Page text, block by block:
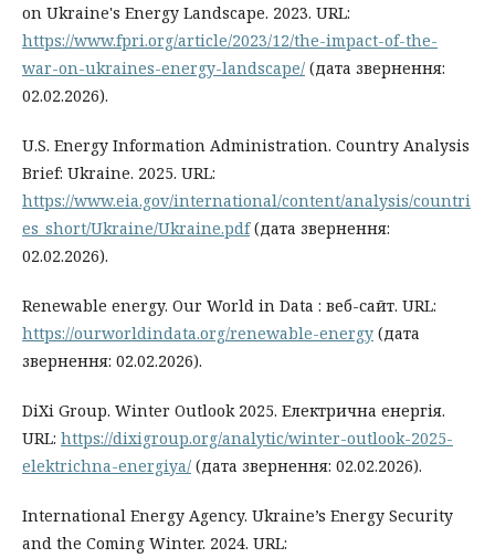
on Ukraine's Energy Landscape. 2023. URL:
https://www.fpri.org/article/2023/12/the-impact-of-the-
war-on-ukraines-energy-landscape/ (дата звернення:
02.02.2026).
U.S. Energy Information Administration. Country Analysis
Brief: Ukraine. 2025. URL:
https://www.eia.gov/international/content/analysis/countri
es_short/Ukraine/Ukraine.pdf(дата звернення:
02.02.2026).
Renewable energy. Our World in Data : веб-сайт. URL:
https://ourworldindata.org/renewable-energy (дата
звернення: 02.02.2026).
DiXi Group. Winter Outlook 2025. Електрична енергія.
URL: https://dixigroup.org/analytic/winter-outlook-2025-
elektrichna-energiya/ (дата звернення: 02.02.2026).
International Energy Agency. Ukraine’s Energy Security
and the Coming Winter. 2024. URL: